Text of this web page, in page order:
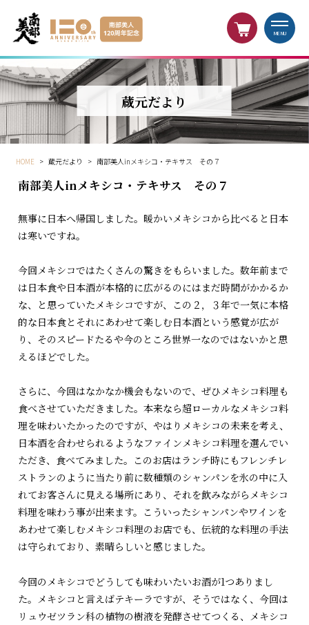
MENU
蔵元だより
HOME > 蔵元だより > 南部美人inメキシコ・テキサス その７
南部美人inメキシコ・テキサス その７
無事に日本へ帰国しました。暖かいメキシコから比べると日本
は寒いですね。
今回メキシコではたくさんの驚きをもらいました。数年前まで
は日本食や日本酒が本格的に広がるのにはまだ時間がかかるか
な、と思っていたメキシコですが、この２，３年で一気に本格
的な日本食とそれにあわせて楽しむ日本酒という感覚が広が
り、そのスピードたるや今のところ世界一なのではないかと思
えるほどでした。
さらに、今回はなかなか機会もないので、ぜひメキシコ料理も
食べさせていただきました。本来なら超ローカルなメキシコ料
理を味わいたかったのですが、やはりメキシコの未来を考え、
日本酒を合わせられるようなファインメキシコ料理を選んでい
ただき、食べてみました。このお店はランチ時にもフレンチレ
ストランのように当たり前に数種類のシャンパンを氷の中に入
れてお客さんに見える場所にあり、それを飲みながらメキシコ
料理を味わう事が出来ます。こういったシャンパンやワインを
あわせて楽しむメキシコ料理のお店でも、伝統的な料理の手法
は守られており、素晴らしいと感じました。
今回のメキシコでどうしても味わいたいお酒が1つありまし
た。メキシコと言えばテキーラですが、そうではなく、今回は
リュウゼツラン科の植物の樹液を発酵させてつくる、メキシコ